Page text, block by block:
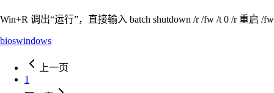
Win+R 调出“运行”，直接输入 batch shutdown /r /fw /t 0 /r 重启 /
bioswindows
上一页
1